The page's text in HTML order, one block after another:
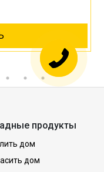
продукты
дом
дом